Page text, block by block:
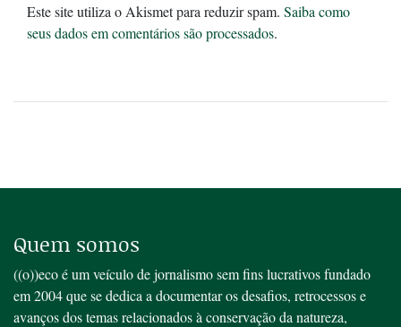
Este site utiliza o Akismet para reduzir spam. Saiba como
seus dados em comentários são processados.
Quem somos
((o))eco é um veículo de jornalismo sem fins lucrativos fundado
em 2004 que se dedica a documentar os desafios, retrocessos e
avanços dos temas relacionados à conservação da natureza,